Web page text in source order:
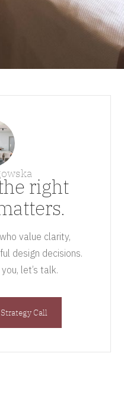
right
value clarity,
design decisions.
let’s talk.
Call